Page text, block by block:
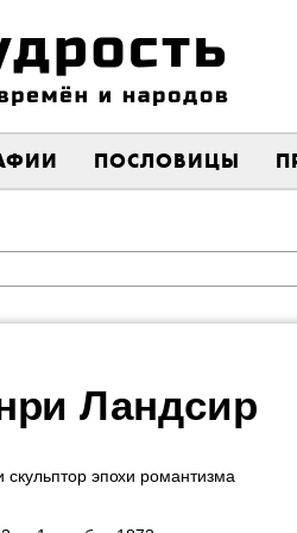
ПОСЛОВИЦЫ
Ландсир
скульптор эпохи романтизма